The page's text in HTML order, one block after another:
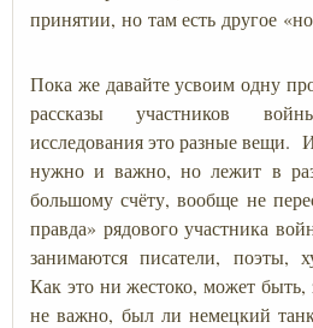
принятии, но там есть другое
Пока же давайте усвоим одну
рассказы участников
исследования это разные вещи.
нужно и важно, но лежит в
большому счёту, вообще не
правда» рядового участника
занимаются писатели, поэты,
Как это ни жестоко, может быть,
не важно, был ли немецкий